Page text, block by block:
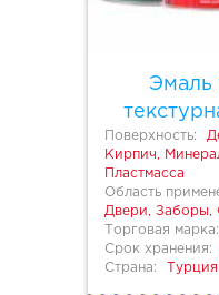
Эмаль
Поверхность:
Кирпич,
Пластмасса
Область
Двери,
Торговая марка:
Срок хранения:
Страна:
Турция